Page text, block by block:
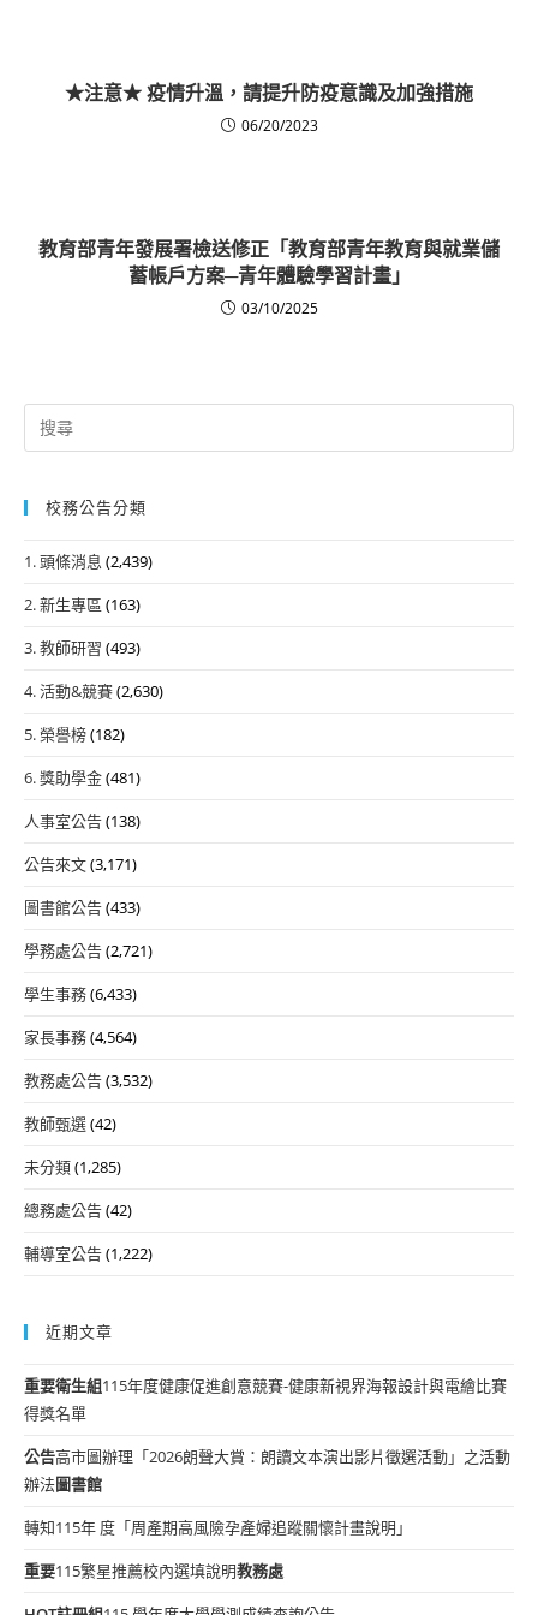
★注意★ 疫情升溫，請提升防疫意識及加強措施
06/20/2023
教育部青年發展署檢送修正「教育部青年教育與就業儲
蓄帳戶方案─青年體驗學習計畫」
03/10/2025
Search
for:
校務公告分類
1. 頭條消息 (2,439)
2. 新生專區 (163)
3. 教師研習 (493)
4. 活動&競賽(2,630)
5. 榮譽榜(182)
6. 獎助學金(481)
人事室公告(138)
公告來文(3,171)
圖書館公告(433)
學務處公告(2,721)
學生事務(6,433)
家長事務(4,564)
教務處公告(3,532)
教師甄選(42)
未分類(1,285)
總務處公告(42)
輔導室公告(1,222)
近期文章
重要衛生組115年度健康促進創意競賽-健康新視界海報設計與電繪比賽
得獎名單
公告高市圖辦理「2026朗聲大賞：朗讀文本演出影片徵選活動」之活動
辦法圖書館
轉知115年 度「周產期高風險孕產婦追蹤關懷計畫說明」
重要115繁星推薦校內選填說明教務處